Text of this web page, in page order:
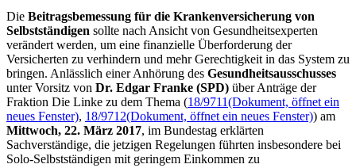
Die Beitragsbemessung für die Krankenversicherung von
Selbstständigen sollte nach Ansicht von Gesundheitsexperten
verändert werden, um eine finanzielle Überforderung der
Versicherten zu verhindern und mehr Gerechtigkeit in das System zu
bringen. Anlässlich einer Anhörung des Gesundheitsausschusses
unter Vorsitz von Dr. Edgar Franke (SPD) über Anträge der
Fraktion Die Linke zu dem Thema (18/9711(Dokument, öffnet ein
neues Fenster), 18/9712(Dokument, öffnet ein neues Fenster)) am
Mittwoch, 22. März 2017, im Bundestag erklärten
Sachverständige, die jetzigen Regelungen führten insbesondere bei
Solo-Selbstständigen mit geringem Einkommen zu